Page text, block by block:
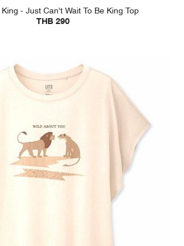
- Just Can't Wait To Be King Top
THB 290